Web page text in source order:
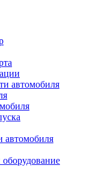
автомобиля
автомобиля